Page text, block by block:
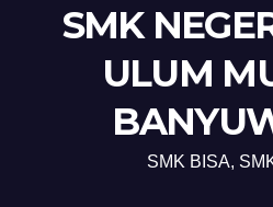
SMK
ULUM
SMK BISA,